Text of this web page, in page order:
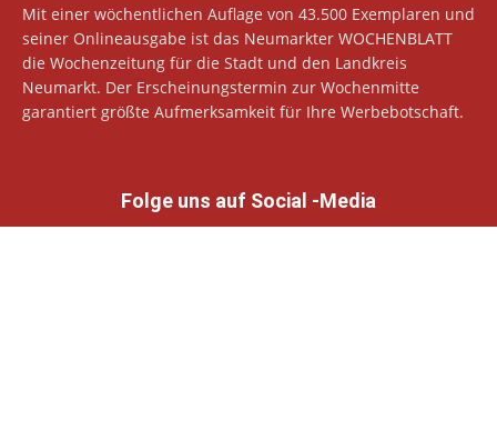
Mit einer wöchentlichen Auflage von 43.500 Exemplaren und
seiner Onlineausgabe ist das Neumarkter WOCHENBLATT
die Wochenzeitung für die Stadt und den Landkreis
Neumarkt. Der Erscheinungstermin zur Wochenmitte
garantiert größte Aufmerksamkeit für Ihre Werbebotschaft.
Folge uns auf Social -Media